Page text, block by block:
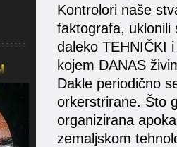
Kontrolori naše
faktografa, uklonili
daleko TEHNIČKI
kojem DANAS
Dakle periodično
orkerstrirane. Što
organizirana
zemaljskom